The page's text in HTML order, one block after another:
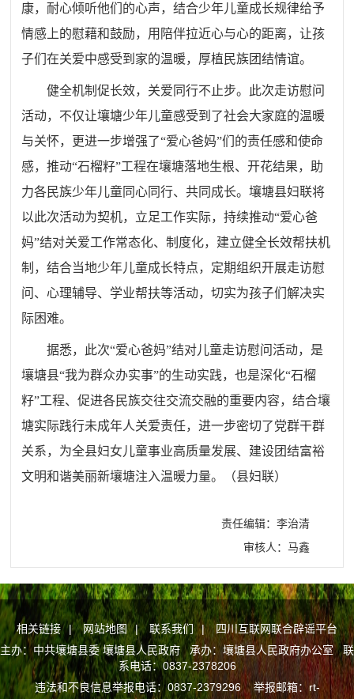
康，耐心倾听他们的心声，结合少年儿童成长规律给予
情感上的慰藉和鼓励，用陪伴拉近心与心的距离，让孩
子们在关爱中感受到家的温暖，厚植民族团结情谊。
健全机制促长效，关爱同行不止步。此次走访慰问
活动，不仅让壤塘少年儿童感受到了社会大家庭的温暖
与关怀，更进一步增强了“爱心爸妈”们的责任感和使命
感，推动“石榴籽”工程在壤塘落地生根、开花结果，助
力各民族少年儿童同心同行、共同成长。壤塘县妇联将
以此次活动为契机，立足工作实际，持续推动“爱心爸
妈”结对关爱工作常态化、制度化，建立健全长效帮扶机
制，结合当地少年儿童成长特点，定期组织开展走访慰
问、心理辅导、学业帮扶等活动，切实为孩子们解决实
际困难。
据悉，此次“爱心爸妈”结对儿童走访慰问活动，是
壤塘县“我为群众办实事”的生动实践，也是深化“石榴
籽”工程、促进各民族交往交流交融的重要内容，结合壤
塘实际践行未成年人关爱责任，进一步密切了党群干群
关系，为全县妇女儿童事业高质量发展、建设团结富裕
文明和谐美丽新壤塘注入温暖力量。（县妇联）
责任编辑：李治清
审核人：马鑫
相关链接 | 网站地图 | 联系我们 |
四川互联网联合辟谣平台
主办：中共壤塘县委 壤塘县人民政府 承办：壤塘县人民政府办公室 联
系电话：0837-2378206
违法和不良信息举报电话：0837-2379296 举报邮箱：rt-